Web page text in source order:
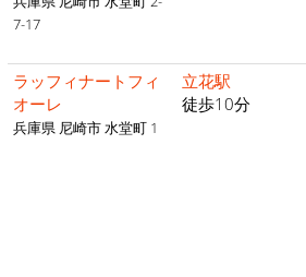
7-17
ラッフィナートフィ
オーレ
兵庫県 尼崎市 水堂町 1
立花駅
徒歩10分